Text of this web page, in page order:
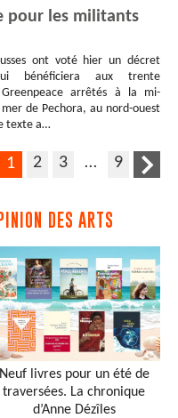
pour les militants
ont voté hier un décret
bénéficiera aux trente
arrêtés à la mi-
de Pechora, au nord-ouest
texte a…
1 2 3 … 9
DES ARTS
Neuf livres pour un été de
traversées. La chronique
d’Anne Dézîles